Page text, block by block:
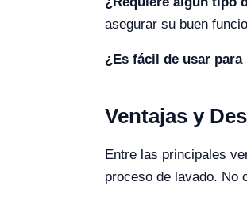
asegurar su buen
¿Es fácil de usar
Ventajas y
Entre las principales
proceso de lavado. No